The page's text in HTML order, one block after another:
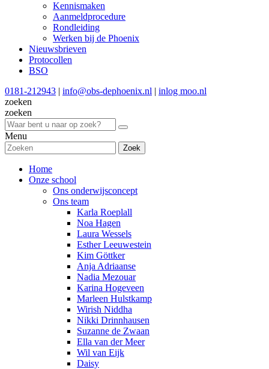
Kennismaken
Aanmeldprocedure
Rondleiding
Werken bij de Phoenix
Nieuwsbrieven
Protocollen
BSO
0181-212943 | info@obs-dephoenix.nl | inlog moo.nl
zoeken
zoeken
Menu
Zoek
Home
Onze school
Ons onderwijsconcept
Ons team
Karla Roeplall
Noa Hagen
Laura Wessels
Esther Leeuwestein
Kim Göttker
Anja Adriaanse
Nadia Mezouar
Karina Hogeveen
Marleen Hulstkamp
Wirish Niddha
Nikki Drinnhausen
Suzanne de Zwaan
Ella van der Meer
Wil van Eijk
Daisy